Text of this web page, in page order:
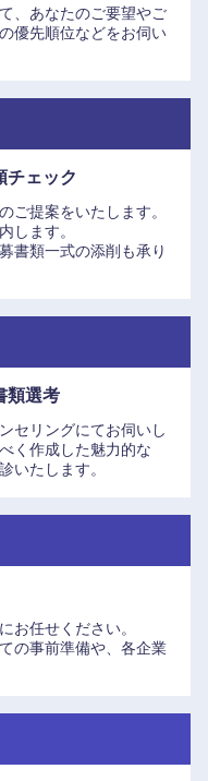
view52_1.html
、あなたのご要望やご
優先順位などをお伺い
チェック
ご提案をいたします。
します。
書類一式の添削も承り
類選考
セリングにてお伺いし
く作成した魅力的な
いたします。
お任せください。
の事前準備や、各企業
佐賀県